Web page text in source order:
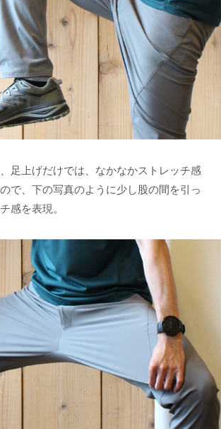
足上げだけでは、なかなかストレッチ感
で、下の写真のように少し股の間を引っ
感を表現。